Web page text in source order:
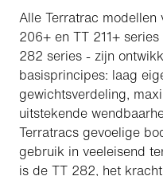
Alle Terratrac
206+ en TT 211+
282 series - zijn
basisprincipes: laag
gewichtsverdeling,
uitstekende
Terratracs gevoelige
gebruik in veeleisend
is de TT 282, het